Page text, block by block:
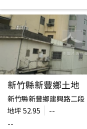
新竹縣新豐鄉土地
新竹縣新豐鄉建興路二段
地坪 52.95
--
--